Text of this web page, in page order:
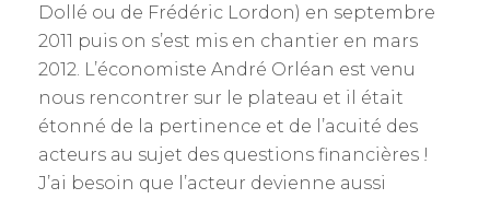
Dollé ou de Frédéric Lordon) en septembre
2011 puis on s’est mis en chantier en mars
2012. L’économiste André Orléan est venu
nous rencontrer sur le plateau et il était
étonné de la pertinence et de l’acuité des
acteurs au sujet des questions financières !
J’ai besoin que l’acteur devienne aussi